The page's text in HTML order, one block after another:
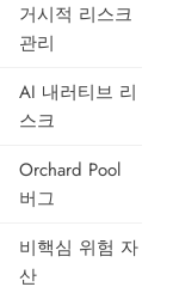
거시적 리스크
관리
AI 내러티브 리
스크
Orchard Pool
버그
비핵심 위험 자
산